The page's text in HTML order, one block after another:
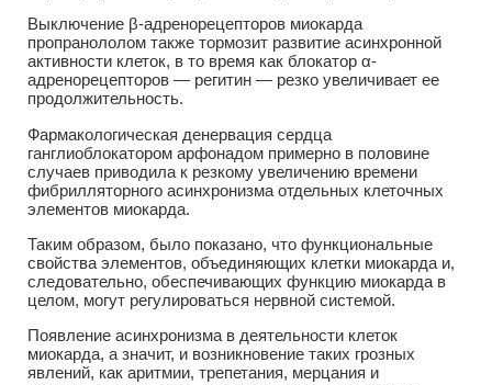
Выключение β-адренорецепторов миокарда
пропранололом также тормозит развитие асинхронной
активности клеток, в то время как блокатор α-
адренорецепторов — регитин — резко увеличивает ее
продолжительность.
Фармакологическая денервация сердца
ганглиоблокатором арфонадом примерно в половине
случаев приводила к резкому увеличению времени
фибрилляторного асинхронизма отдельных клеточных
элементов миокарда.
Таким образом, было показано, что функциональные
свойства элементов, объединяющих клетки миокарда и,
следовательно, обеспечивающих функцию миокарда в
целом, могут регулироваться нервной системой.
Появление асинхронизма в деятельности клеток
миокарда, а значит, и возникновение таких грозных
явлений, как аритмии, трепетания, мерцания и